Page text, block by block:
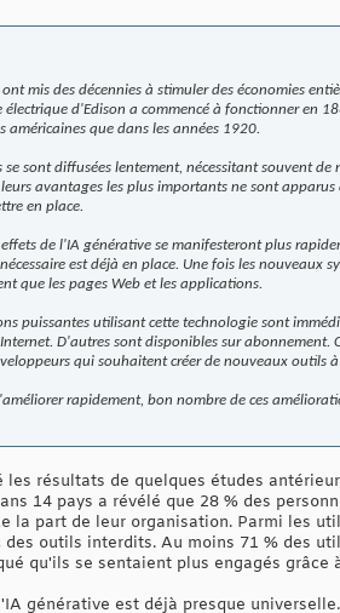
mis des décennies à stimuler des économies
d'Edison a commencé à fonctionner en
que dans les années 1920.
sont diffusées lentement, nécessitant souvent
avantages les plus importants ne sont
en place.
de l'IA générative se manifesteront plus
est déjà en place. Une fois les nouveaux
que les pages Web et les applications.
puissantes utilisant cette technologie sont
D'autres sont disponibles sur
qui souhaitent créer de nouveaux outils à
rapidement, bon nombre de ces
résultats de quelques études
14 pays a révélé que 28 % des
la part de leur organisation. Parmi les
des outils interdits. Au moins 71 % des
qu'ils se sentaient plus engagés grâce
générative est déjà presque